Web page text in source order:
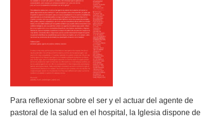
Para reflexionar sobre el ser y el actuar del agente de
pastoral de la salud en el hospital, la Iglesia dispone de